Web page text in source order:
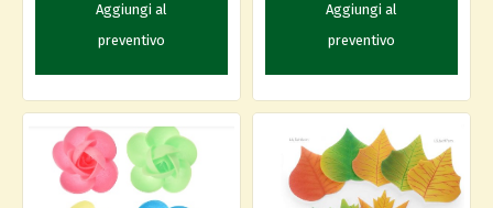
Aggiungi al
preventivo
Aggiungi al
preventivo